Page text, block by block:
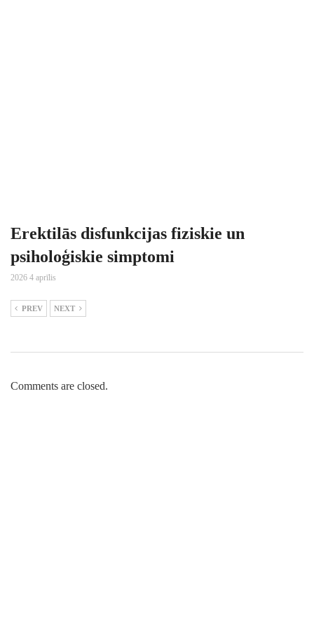
Erektilās disfunkcijas fiziskie un
psiholoģiskie simptomi
2026 4 aprīlis
PREV NEXT
Comments are closed.